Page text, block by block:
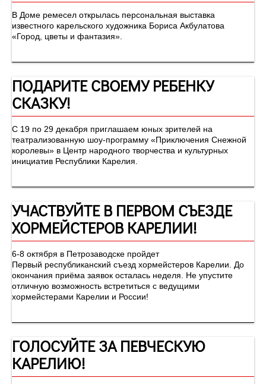
В Доме ремесел открылась персональная выставка
известного карельского художника Бориса Акбулатова
«Город, цветы и фантазия».
ПОДАРИТЕ СВОЕМУ РЕБЕНКУ
СКАЗКУ!
С 19 по 29 декабря приглашаем юных зрителей на
театрализованную шоу-программу «Приключения Снежной
королевы» в Центр народного творчества и культурных
инициатив Республики Карелия.
УЧАСТВУЙТЕ В ПЕРВОМ СЪЕЗДЕ
ХОРМЕЙСТЕРОВ КАРЕЛИИ!
6-8 октября в Петрозаводске пройдет
Первый республиканский съезд хормейстеров Карелии. До
окончания приёма заявок осталась неделя. Не упустите
отличную возможность встретиться с ведущими
хормейстерами Карелии и России!
ГОЛОСУЙТЕ ЗА ПЕВЧЕСКУЮ
КАРЕЛИЮ!